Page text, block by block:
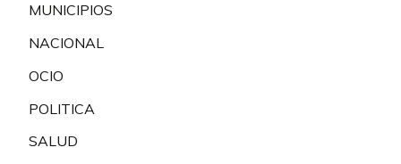
MUNICIPIOS
NACIONAL
OCIO
POLITICA
SALUD